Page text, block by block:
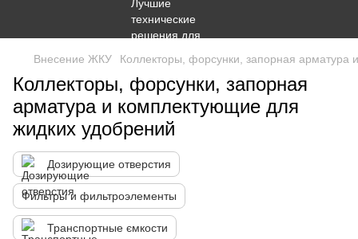
Внесение ЖКУ Коллекторы, форсунки, запорная
Коллекторы, форсунки, запорная
арматура и комплектующие для
жидких удобрений
Дозирующие отверстия
Фильтры и фильтроэлементы
Транспортные ємкости